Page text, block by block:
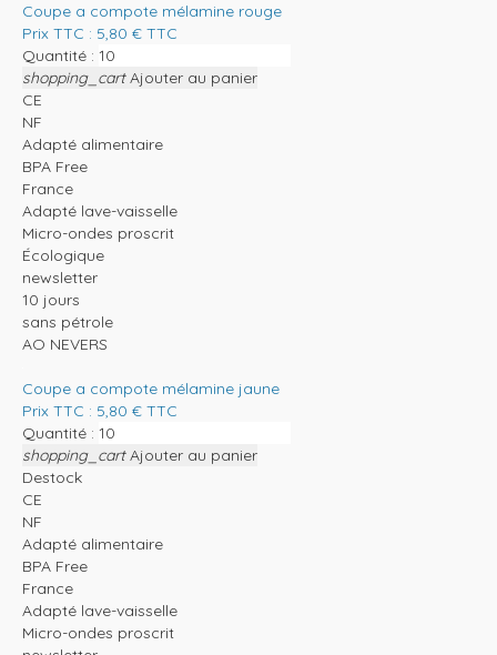
Coupe a compote mélamine rouge
Prix TTC : 5,80 € TTC
Quantité :
shopping_cart Ajouter au panier
CE
NF
Adapté alimentaire
BPA Free
France
Adapté lave-vaisselle
Micro-ondes proscrit
Écologique
newsletter
10 jours
sans pétrole
AO NEVERS
Coupe a compote mélamine jaune
Prix TTC : 5,80 € TTC
Quantité :
shopping_cart Ajouter au panier
Destock
CE
NF
Adapté alimentaire
BPA Free
France
Adapté lave-vaisselle
Micro-ondes proscrit